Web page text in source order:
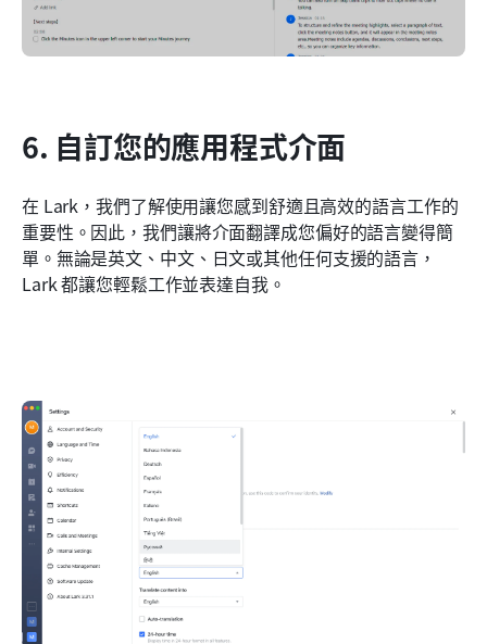
6. 自訂您的應用程式介面
在 Lark，我們了解使用讓您感到舒適且高效的語言工作的
重要性。因此，我們讓將介面翻譯成您偏好的語言變得簡
單。無論是英文、中文、日文或其他任何支援的語言，
Lark 都讓您輕鬆工作並表達自我。